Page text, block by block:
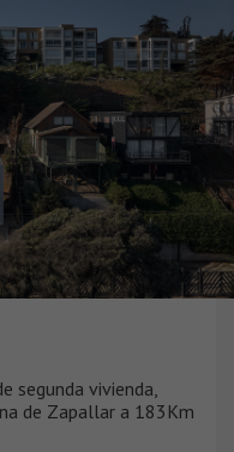
segunda vivienda,
de Zapallar a 183Km